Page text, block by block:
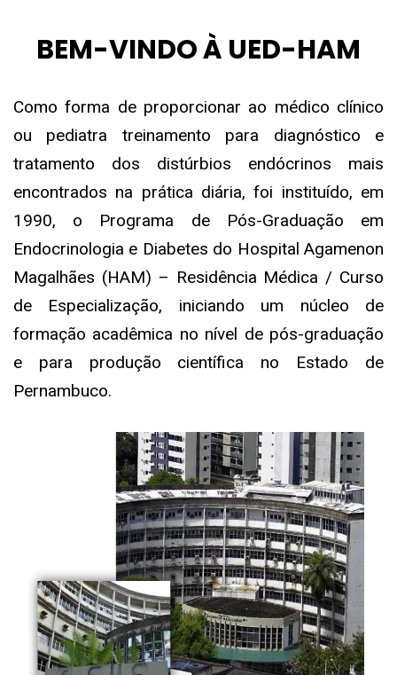
BEM-VINDO À UED-HAM
Como forma de proporcionar ao médico clínico
ou pediatra treinamento para diagnóstico e
tratamento dos distúrbios endócrinos mais
encontrados na prática diária, foi instituído, em
1990, o Programa de Pós-Graduação em
Endocrinologia e Diabetes do Hospital Agamenon
Magalhães (HAM) – Residência Médica / Curso
de Especialização, iniciando um núcleo de
formação acadêmica no nível de pós-graduação
e para produção científica no Estado de
Pernambuco.